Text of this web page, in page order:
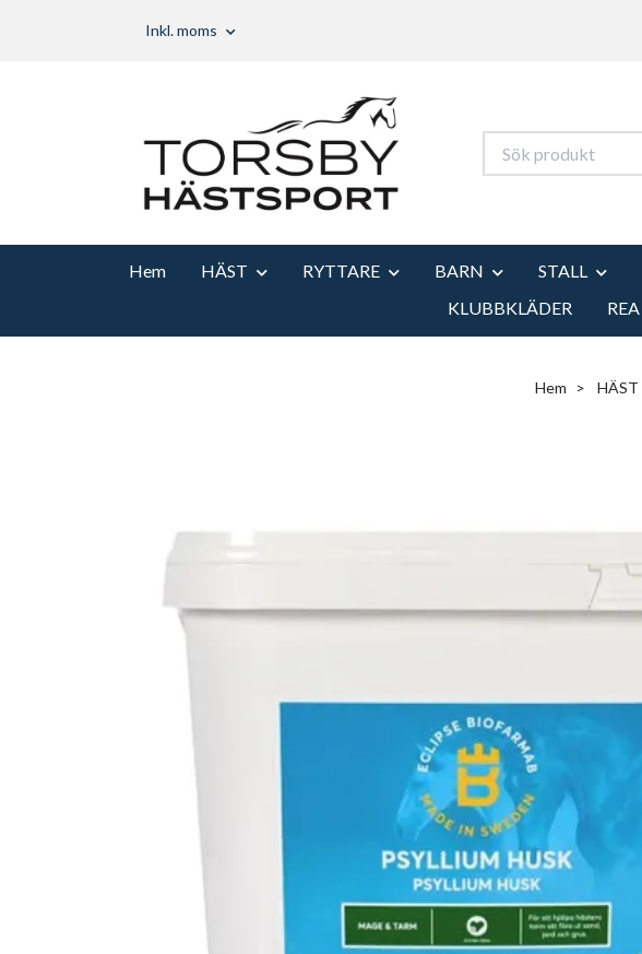
Inkl. moms
Hem HÄST RYTTARE BARN STALL
KLUBBKLÄDER
REA
Hem HÄST